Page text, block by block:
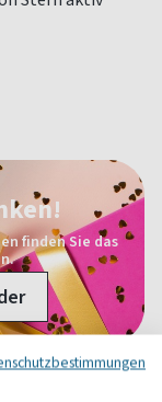
finden Sie das